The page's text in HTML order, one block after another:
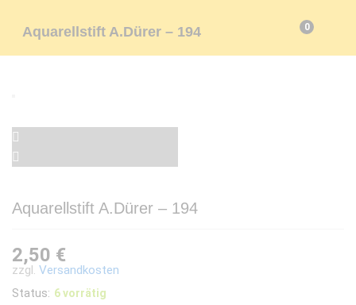
Aquarellstift A.Dürer – 194 0
Aquarellstift A.Dürer – 194
2,50 €
zzgl. Versandkosten
Status: 6 vorrätig